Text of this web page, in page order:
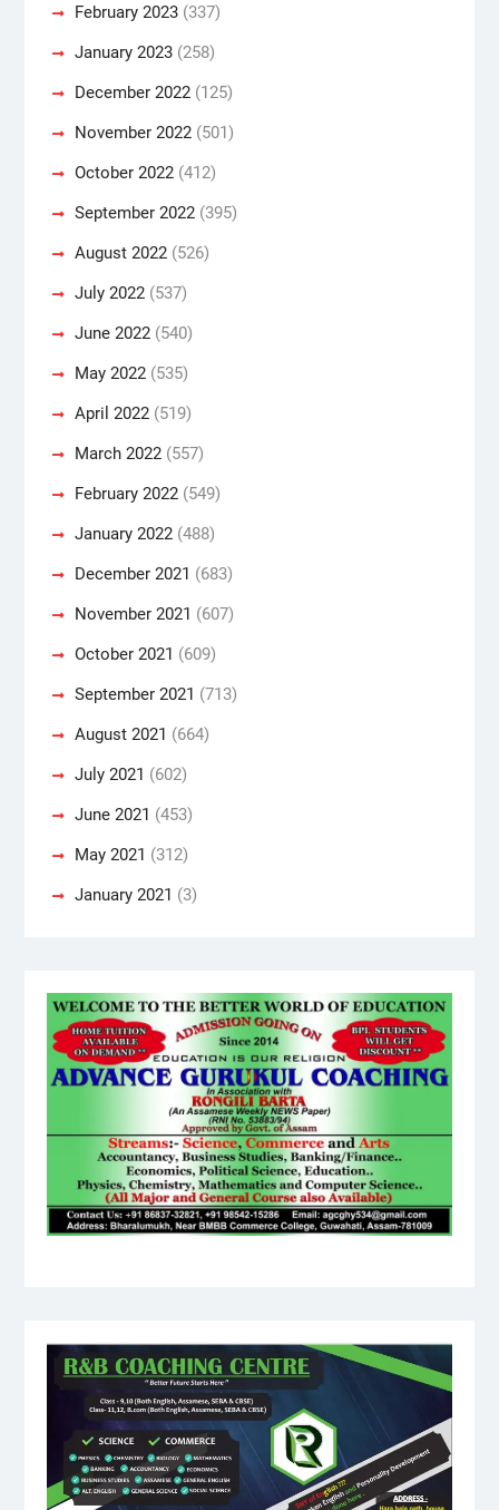
February 2023(337)
January 2023(258)
December 2022(125)
November 2022(501)
October 2022(412)
September 2022(395)
August 2022(526)
July 2022(537)
June 2022(540)
May 2022(535)
April 2022(519)
March 2022(557)
February 2022(549)
January 2022(488)
December 2021 (683)
November 2021 (607)
October 2021 (609)
September 2021 (713)
August 2021 (664)
July 2021 (602)
June 2021 (453)
May 2021 (312)
January 2021 (3)